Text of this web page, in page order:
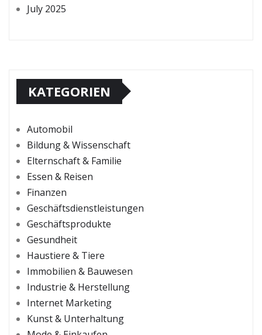
July 2025
KATEGORIEN
Automobil
Bildung & Wissenschaft
Elternschaft & Familie
Essen & Reisen
Finanzen
Geschäftsdienstleistungen
Geschäftsprodukte
Gesundheit
Haustiere & Tiere
Immobilien & Bauwesen
Industrie & Herstellung
Internet Marketing
Kunst & Unterhaltung